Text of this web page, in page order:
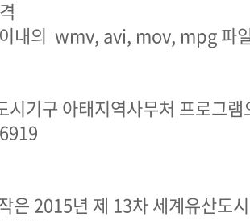
내의 wmv, avi, mov, mpg 파
시기구 아태지역사무처 프로그
은 2015년 제 13차 세계유산도